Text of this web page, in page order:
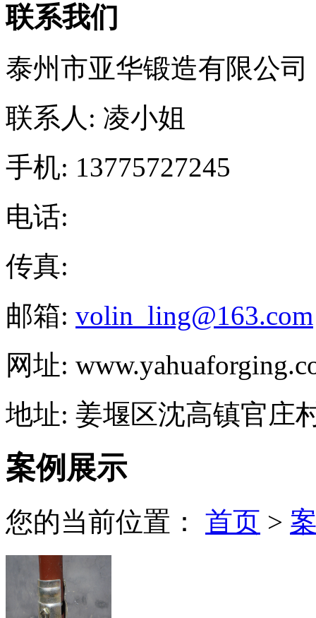
联系我们
泰州市亚华锻造有限公司
联系人: 凌小姐
手机: 13775727245
电话:
传真:
邮箱: volin_ling@163.com
网址:
地址: 姜堰区沈高镇官庄
案例展示
您的当前位置： 首页 >